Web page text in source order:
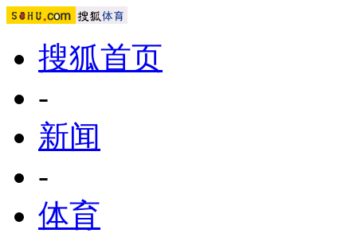
搜狐首页
-
新闻
-
体育